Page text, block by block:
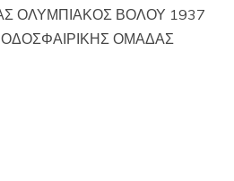
ΟΛΥΜΠΙΑΚΟΣ ΒΟΛΟΥ 1937
ΟΜΑΔΑΣ